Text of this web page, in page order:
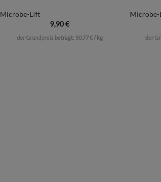
Microbe-Lift
9,90€
der Grundpreis beträgt: 50,77€/ kg der